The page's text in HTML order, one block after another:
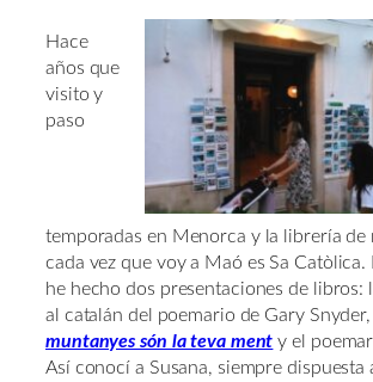
Hace
años que
visito y
paso
temporadas en Menorca y la librería de
cada vez que voy a Maó es Sa
he hecho dos presentaciones de libros:
al catalán del poemario de Gary Snyder,
muntanyes són la teva ment y el
Así conocí a Susana, siempre dispuesta